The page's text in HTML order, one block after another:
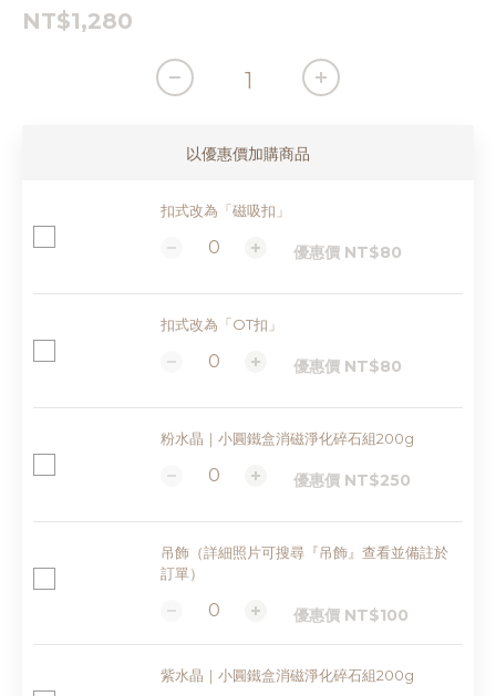
NT$1,280
以優惠價加購商品
扣式改為「磁吸扣」
優惠價 NT$80
扣式改為「OT扣」
優惠價 NT$80
粉水晶｜小圓鐵盒消磁淨化碎石組200g
優惠價 NT$250
吊飾（詳細照片可搜尋『吊飾』查看並備註於
訂單）
優惠價 NT$100
紫水晶｜小圓鐵盒消磁淨化碎石組200g